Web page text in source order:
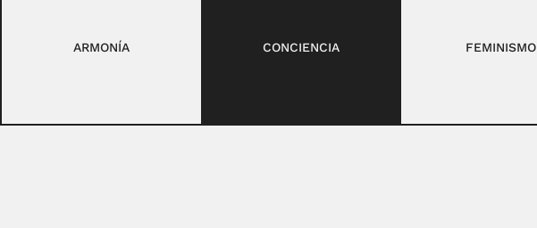
ARMONÍA CONCIENCIA FEMINISMO